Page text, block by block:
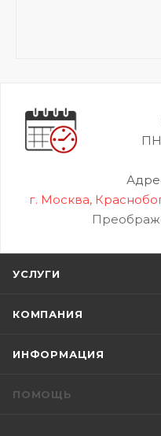
ПН
г. Москва,
УСЛУГИ
КОМПАНИЯ
ИНФОРМАЦИЯ
ПОМОЩЬ